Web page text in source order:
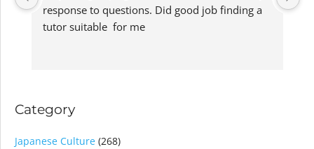
response to questions. Did good job finding a
tutor suitable  for me
Category
Japanese Culture (268)